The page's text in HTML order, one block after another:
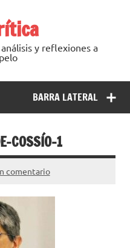
y reflexiones a
BARRA LATERAL
COSSÍO-1
comentario